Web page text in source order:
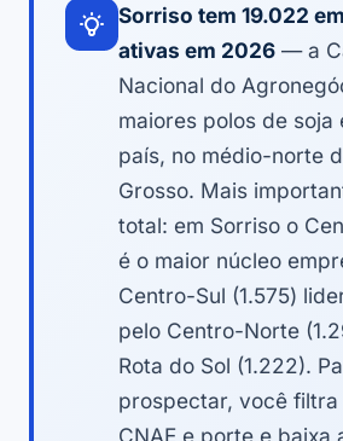
Sorriso tem 19.022
ativas em 2026 — a
Nacional do
maiores polos de soja
país, no médio-norte
Grosso. Mais
total: em Sorriso o
é o maior núcleo
Centro-Sul (1.575)
pelo Centro-Norte
Rota do Sol (1.222).
prospectar, você
CNAE e porte e baixa